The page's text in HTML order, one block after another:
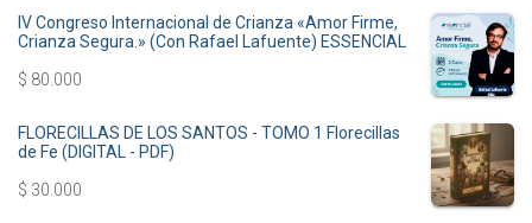
IV Congreso Internacional de Crianza «Amor Firme,
Crianza Segura.» (Con Rafael Lafuente) ESSENCIAL
$ 80.000
FLORECILLAS DE LOS SANTOS - TOMO 1 Florecillas
de Fe (DIGITAL - PDF)
$ 30.000